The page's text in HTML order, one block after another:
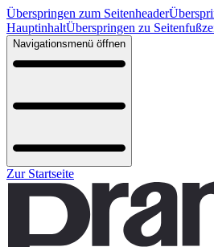
Überspringen zum Seitenheader
HauptinhaltÜberspringen zu
Navigationsmenü öffnen
Zur Startseite